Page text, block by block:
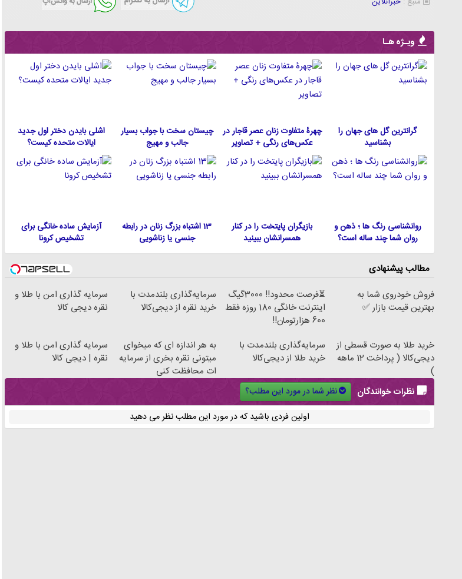
ویـژه هـا
گرانترین گل های جهان را
بشناسید
چهرۀ متفاوت زنان عصر قاجار در
عکس‌های رنگی + تصاویر
چیستان سخت با جواب بسیار
جالب و مهیج
اشلی بایدن دختر اول جدید
ایالات متحده كيست؟
روانشناسی رنگ ها ؛ ذهن و
روان شما چند ساله است؟
بازیگران پایتخت را در کنار
همسرانشان ببینید
13 اشتباه بزرگ زنان در رابطه
جنسی یا زناشویی
آزمایش ساده خانگی برای
تشخیص کرونا
مطالب پیشنهادی
فروش خودروی شما به
بهترین قیمت بازار ✅
⏳فرصت محدود!! 3000گیگ
اینترنت خانگی 180 روزه فقط
600 هزارتومان!!
سرمایه‌گذاری بلندمدت با
خرید نقره از دیجی‌کالا
سرمایه گذاری امن با طلا و
نقره دیجی کالا
خرید طلا به صورت قسطی از
دیجی‌کالا ( پرداخت 12 ماهه
)
سرمایه‌گذاری بلندمدت با
خرید طلا از دیجی‌کالا
به هر اندازه ای که میخوای
میتونی نقره بخری از سرمایه
ات محافظت کنی
سرمایه گذاری امن با طلا و
نقره | دیجی کالا
نظرات خوانندگان
نظر شما در مورد این مطلب؟
اولین فردی باشید که در مورد این مطلب نظر می دهید